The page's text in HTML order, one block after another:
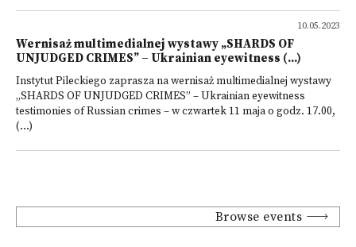
10.05.2023
Wernisaż multimedialnej wystawy „SHARDS OF
UNJUDGED CRIMES” – Ukrainian eyewitness (...)
Instytut Pileckiego zaprasza na wernisaż multimedialnej wystawy
„SHARDS OF UNJUDGED CRIMES” – Ukrainian eyewitness
testimonies of Russian crimes – w czwartek 11 maja o godz. 17.00,
(...)
Browse events